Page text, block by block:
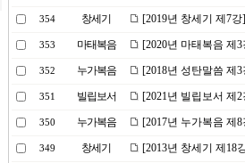
354 창세기 [2019년 창세기 제7
353 마태복음 [2020년 마태복음 제
352 누가복음 [2018년 성탄말씀 제
351 빌립보서 [2021년 빌립보서 제
350 누가복음 [2017년 누가복음 제
349 창세기 [2013년 창세기 제18